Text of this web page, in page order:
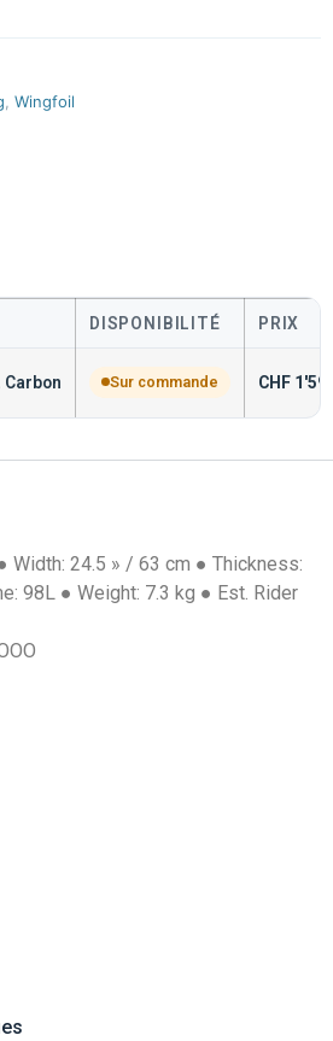
Wingfoil
DISPONIBILITÉ PRIX
Carbon Sur commande CHF
Width: 24.5 » / 63 cm ● Thickness:
98L ● Weight: 7.3 kg ● Est. Rider